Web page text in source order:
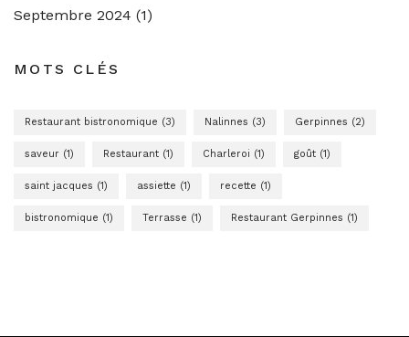
Septembre 2024 (1)
MOTS CLÉS
Restaurant bistronomique (3) Nalinnes (3) Gerpinnes (2)
saveur (1) Restaurant (1) Charleroi (1) goût (1)
saint jacques (1) assiette (1) recette (1)
bistronomique (1) Terrasse (1) Restaurant Gerpinnes (1)